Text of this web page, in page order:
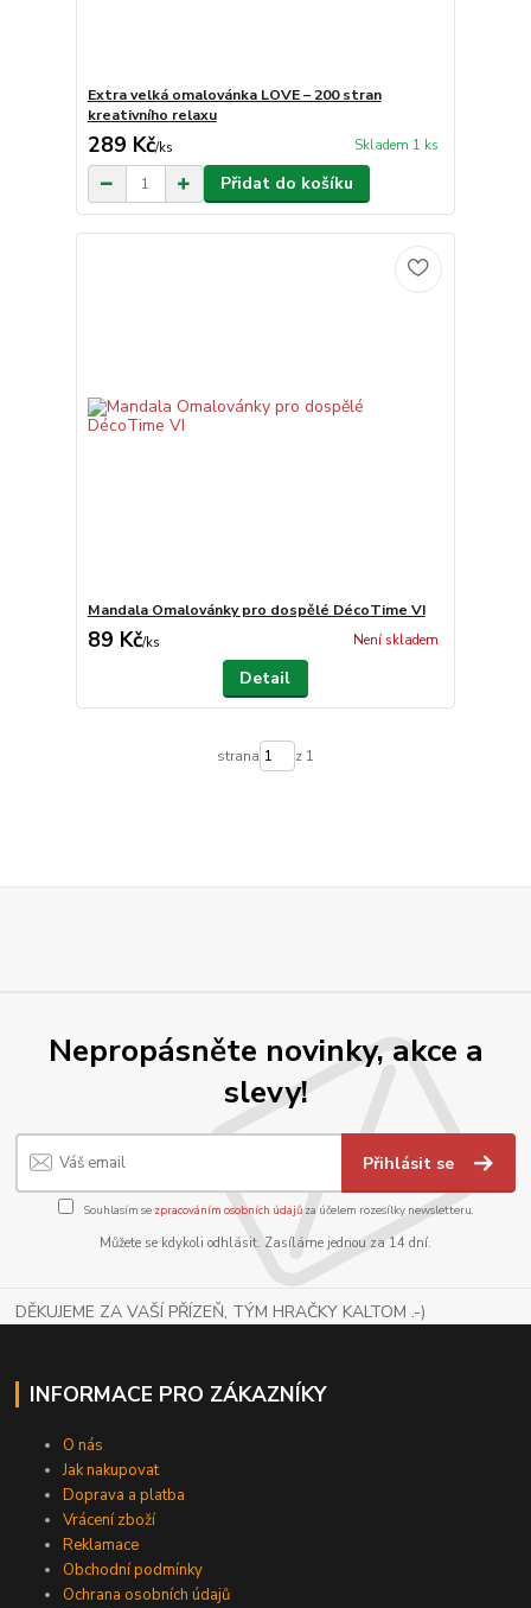
Extra velká omalovánka LOVE – 200 stran
kreativního relaxu
289 Kč/ks Skladem 1 ks
Přidat do košíku
Mandala Omalovánky pro dospělé DécoTime VI
89 Kč/ks Není skladem
Detail
strana z 1
Nepropásněte novinky, akce a
slevy!
Přihlásit se
Souhlasím se zpracováním osobních údajůza účelem rozesílky newsletteru.
Můžete se kdykoli odhlásit. Zasíláme jednou za 14 dní.
DĚKUJEME ZA VAŠÍ PŘÍZEŇ, TÝM HRAČKY KALTOM .-)
INFORMACE PRO ZÁKAZNÍKY
O nás
Jak nakupovat
Doprava a platba
Vrácení zboží
Reklamace
Obchodní podmínky
Ochrana osobních údajů